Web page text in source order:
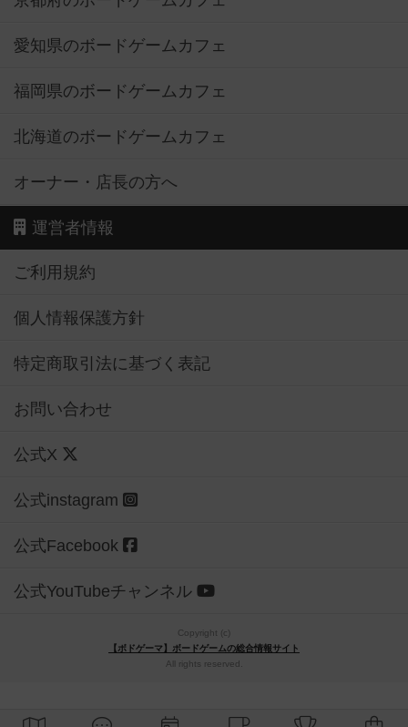
愛知県のボードゲームカフェ
福岡県のボードゲームカフェ
北海道のボードゲームカフェ
オーナー・店長の方へ
運営者情報
ご利用規約
個人情報保護方針
特定商取引法に基づく表記
お問い合わせ
公式X
公式instagram
公式Facebook
公式YouTubeチャンネル
Copyright (c)
【ボドゲーマ】ボードゲームの総合情報サイト
All rights reserved.